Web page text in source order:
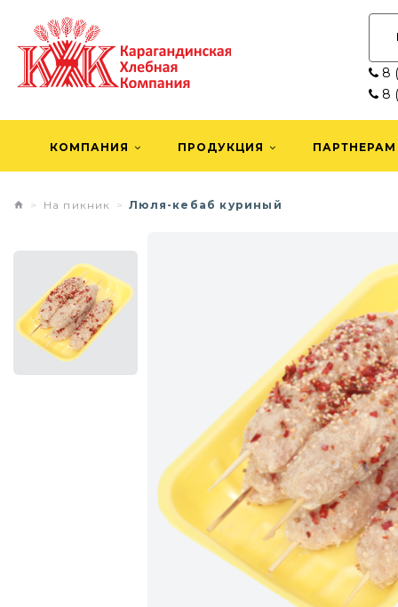
8
8
КОМПАНИЯ ПРОДУКЦИЯ ПАРТНЕРАМ
На пикник Люля-кебаб куриный